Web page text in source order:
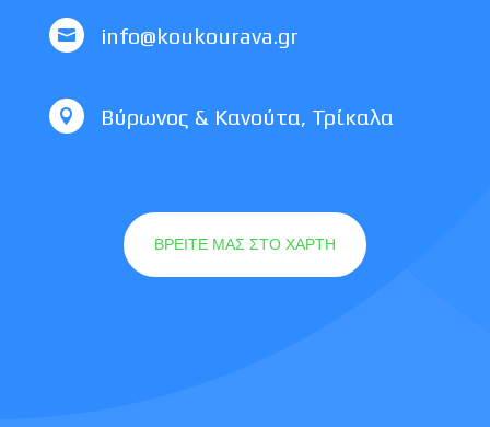
 info@koukourava.gr
 Βύρωνος & Κανούτα, Τρίκαλα
ΒΡΕΙΤΕ ΜΑΣ ΣΤΟ ΧΑΡΤΗ